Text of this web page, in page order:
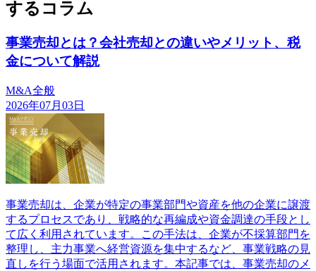
するコラム
事業売却とは？会社売却との違いやメリット、税
金について解説
M&A全般
2026年07月03日
事業売却は、企業が特定の事業部門や資産を他の企業に譲渡
するプロセスであり、戦略的な再編成や資金調達の手段とし
て広く利用されています。この手法は、企業が不採算部門を
整理し、主力事業へ経営資源を集中するなど、事業戦略の見
直しを行う場面で活用されます。本記事では、事業売却のメ